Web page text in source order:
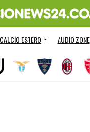
CALCIO ESTERO AUDIO ZONE